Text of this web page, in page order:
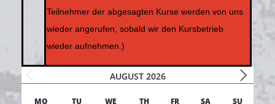
Teilnehmer der abgesagten Kurse werden von uns
wieder angerufen, sobald wir den Kursbetrieb
wieder aufnehmen.)
AUGUST 2026
MO TU WE TH FR SA SU